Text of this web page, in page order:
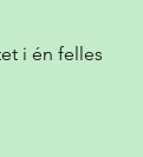
i én felles